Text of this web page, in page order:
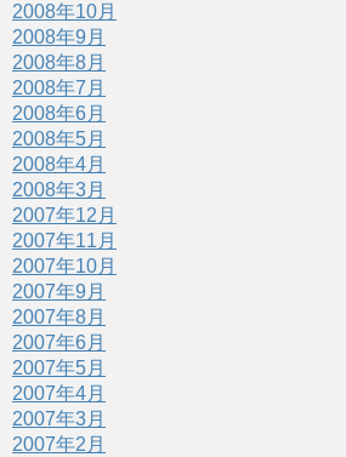
2008年10月
2008年9月
2008年8月
2008年7月
2008年6月
2008年5月
2008年4月
2008年3月
2007年12月
2007年11月
2007年10月
2007年9月
2007年8月
2007年6月
2007年5月
2007年4月
2007年3月
2007年2月